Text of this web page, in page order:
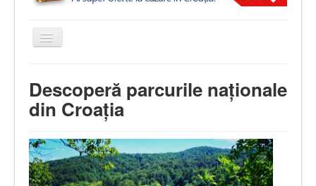
Comută
Descoperă parcurile naţionale
din Croaţia